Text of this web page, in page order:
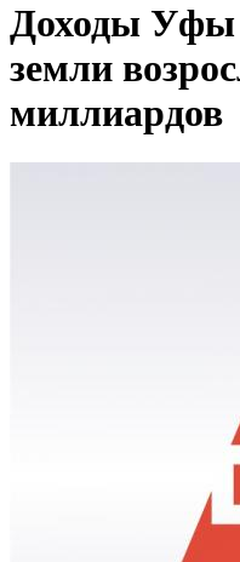
Доходы Уфы
земли
миллиардов